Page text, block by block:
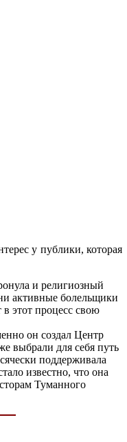
у публики, которая
и религиозный
активные болельщики
этот процесс свою
он создал Центр
выбрали для себя путь
поддерживала
известно, что она
Туманного